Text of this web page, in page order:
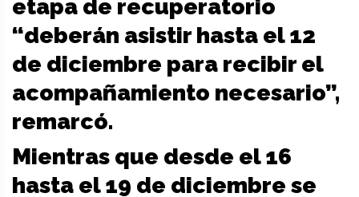
etapa de recuperatorio
“deberán asistir hasta el 12
de diciembre para recibir el
acompañamiento necesario”,
remarcó.
Mientras que desde el 16
hasta el 19 de diciembre se